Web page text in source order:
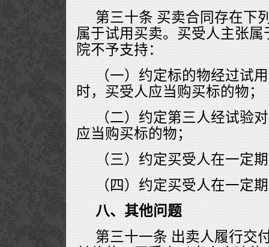
第三十条 买卖合同存在下
属于试用买卖。买受人主张
院不予支持：
（一）约定标的物经过试
时，买受人应当购买标的物；
（二）约定第三人经试验
应当购买标的物；
（三）约定买受人在一定
（四）约定买受人在一定
八、其他问题
第三十一条 出卖人履行交